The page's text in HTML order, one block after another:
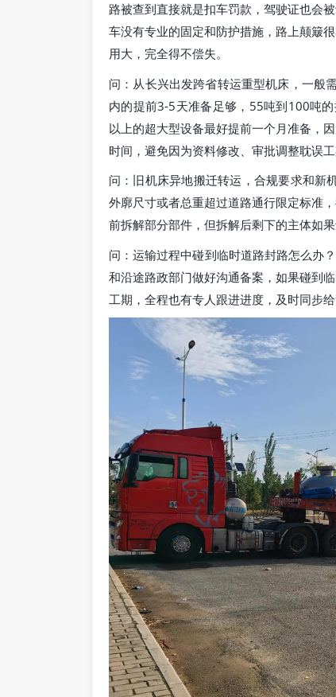
路被查到直接就是扣车罚款，驾驶证也会
车没有专业的固定和防护措施，路上颠簸
用大，完全得不偿失。
问：从长兴出发跨省转运重型机床，一般
内的提前3-5天准备足够，55吨到100吨
以上的超大型设备最好提前一个月准备，
时间，避免因为资料修改、审批调整耽误工
问：旧机床异地搬迁转运，合规要求和新
外廓尺寸或者总重超过道路通行限定标准
前拆解部分部件，但拆解后剩下的主体如
问：运输过程中碰到临时道路封路怎么办
和沿途路政部门做好沟通备案，如果碰到
工期，全程也有专人跟进进度，及时同步给